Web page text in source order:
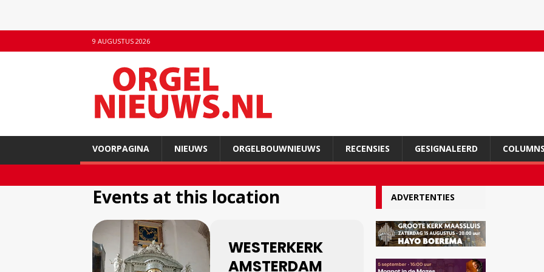
9 AUGUSTUS 2026
VOORPAGINA NIEUWS ORGELBOUWNIEUWS RECENSIES GESIGNALEERD COLUMNS
Events at this location
WESTERKERK
AMSTERDAM
ADVERTENTIES